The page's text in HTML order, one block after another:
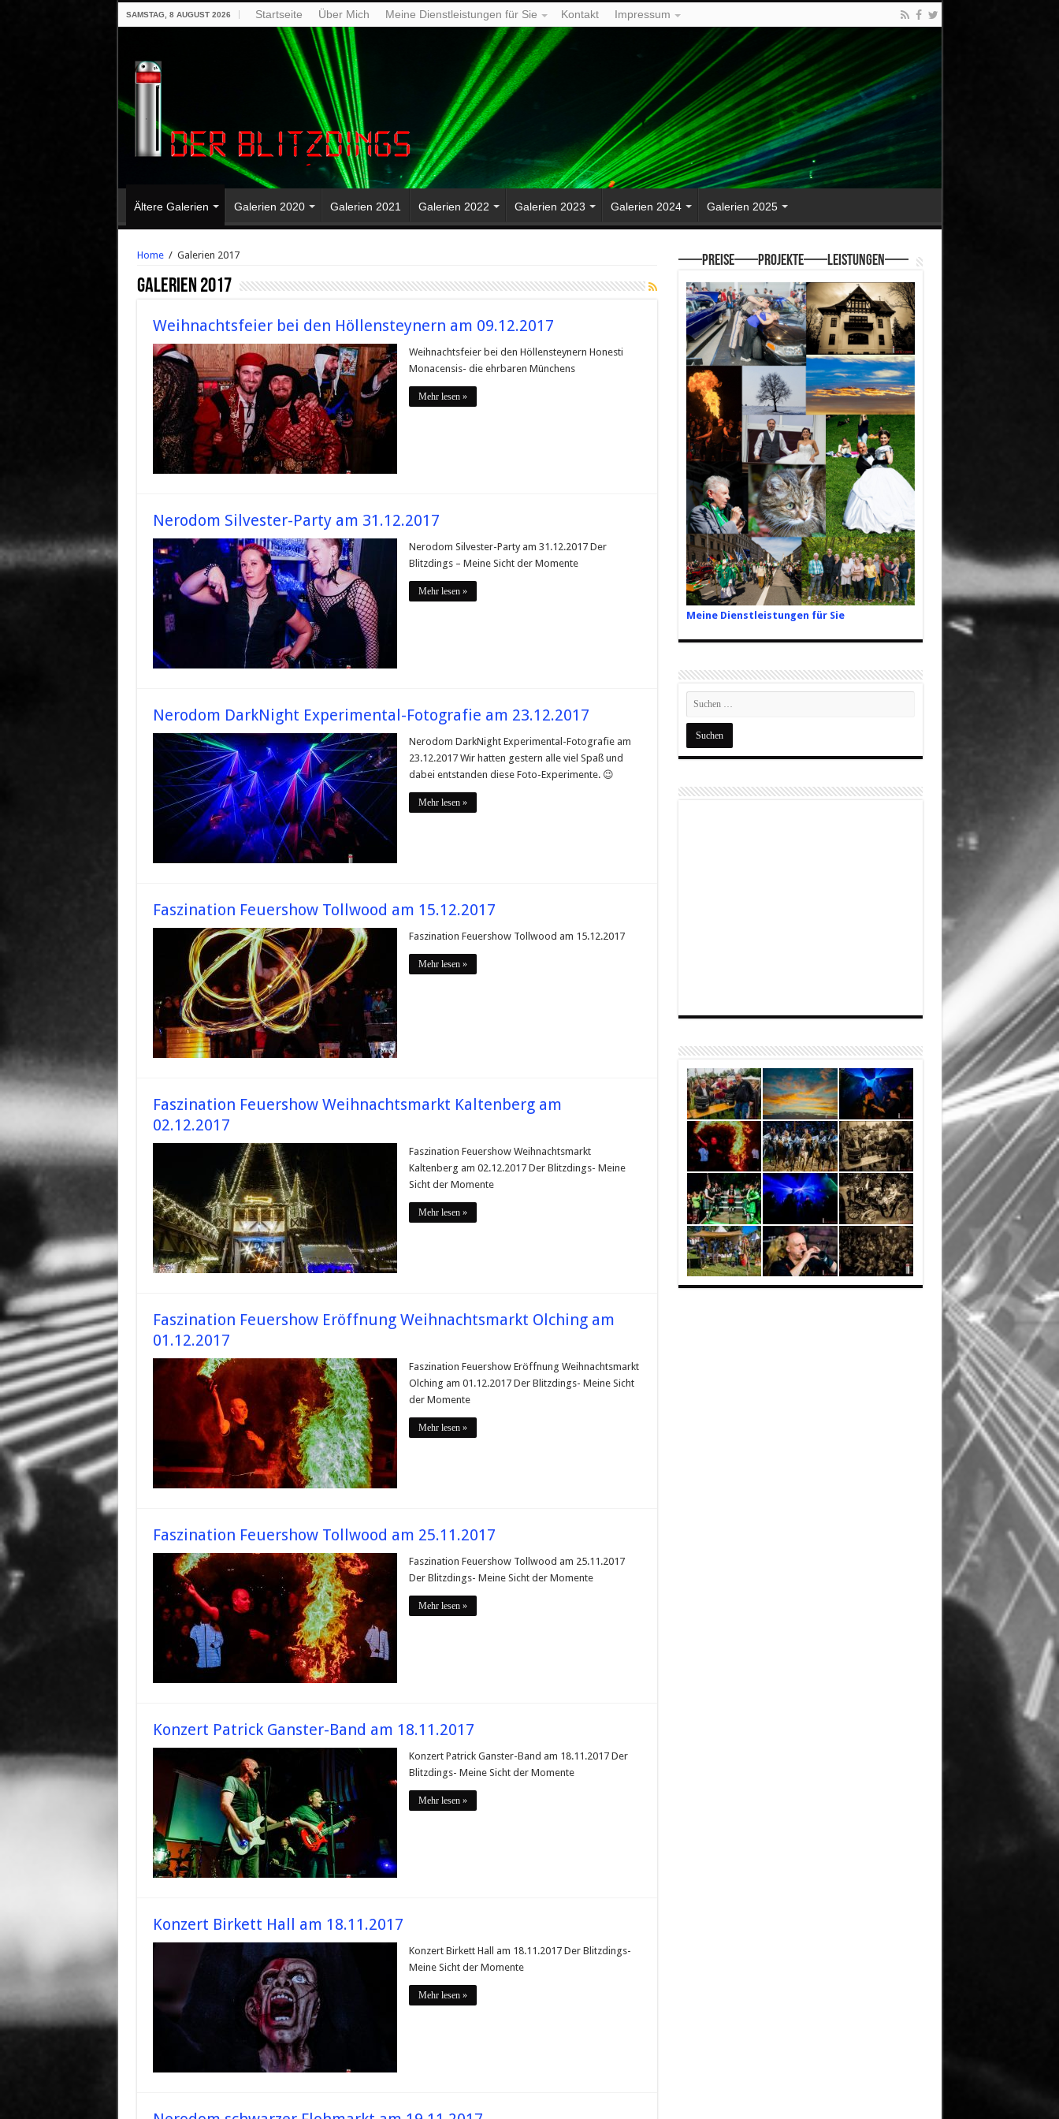
SAMSTAG, 8 AUGUST 2026 Startseite Über Mich Meine Dienstleistungen für Sie Kontakt Impressum
Ältere Galerien Galerien 2020 Galerien 2021 Galerien 2022 Galerien 2023 Galerien 2024 Galerien 2025
Home / Galerien 2017
Galerien 2017
Weihnachtsfeier bei den Höllensteynern am 09.12.2017
Weihnachtsfeier bei den Höllensteynern Honesti
Monacensis- die ehrbaren Münchens
Mehr lesen »
Nerodom Silvester-Party am 31.12.2017
Nerodom Silvester-Party am 31.12.2017 Der
Blitzdings – Meine Sicht der Momente
Mehr lesen »
Nerodom DarkNight Experimental-Fotografie am 23.12.2017
Nerodom DarkNight Experimental-Fotografie am
23.12.2017 Wir hatten gestern alle viel Spaß und
dabei entstanden diese Foto-Experimente. 😉
Mehr lesen »
Faszination Feuershow Tollwood am 15.12.2017
Faszination Feuershow Tollwood am 15.12.2017
Mehr lesen »
Faszination Feuershow Weihnachtsmarkt Kaltenberg am
02.12.2017
Faszination Feuershow Weihnachtsmarkt
Kaltenberg am 02.12.2017 Der Blitzdings- Meine
Sicht der Momente
Mehr lesen »
Faszination Feuershow Eröffnung Weihnachtsmarkt Olching am
01.12.2017
Faszination Feuershow Eröffnung Weihnachtsmarkt
Olching am 01.12.2017 Der Blitzdings- Meine Sicht
der Momente
Mehr lesen »
Faszination Feuershow Tollwood am 25.11.2017
Faszination Feuershow Tollwood am 25.11.2017
Der Blitzdings- Meine Sicht der Momente
Mehr lesen »
Konzert Patrick Ganster-Band am 18.11.2017
Konzert Patrick Ganster-Band am 18.11.2017 Der
Blitzdings- Meine Sicht der Momente
Mehr lesen »
Konzert Birkett Hall am 18.11.2017
Konzert Birkett Hall am 18.11.2017 Der Blitzdings-
Meine Sicht der Momente
Mehr lesen »
—–Preise—–Projekte—–Leistungen—–
Meine Dienstleistungen für Sie